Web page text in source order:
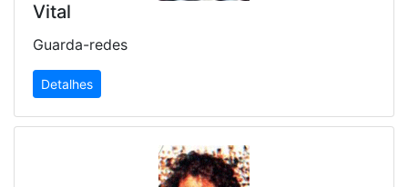
Vital
Guarda-redes
Detalhes